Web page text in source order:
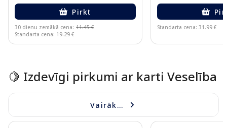
Pirkt
30 dienu zemākā cena: 11.45 €
Standarta cena: 19.29 €
Standarta cena: 31.99 €
🍋 Izdevīgi pirkumi ar karti Veselība
Vairāk...